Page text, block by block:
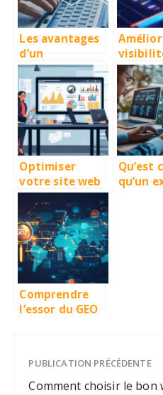
SEO local
Les avantages
d’un
spécialiste
indépendant
en
référencement
naturel pour
votre
entreprise
ligne
des
sur
Optimiser
votre site web
pour un
meilleur
référencement
naturel
Qu’est
qu’un
Comprendre
l’essor du GEO
ligne
PUBLICATION PRÉCÉDENTE
Comment choisir le bon